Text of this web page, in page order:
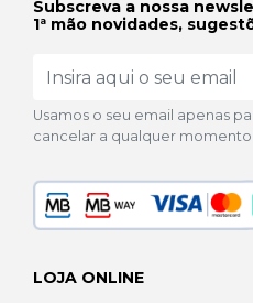
Subscreva a nossa
1ª mão novidades,
Usamos o seu email apenas
cancelar a qualquer momento.
LOJA ONLINE